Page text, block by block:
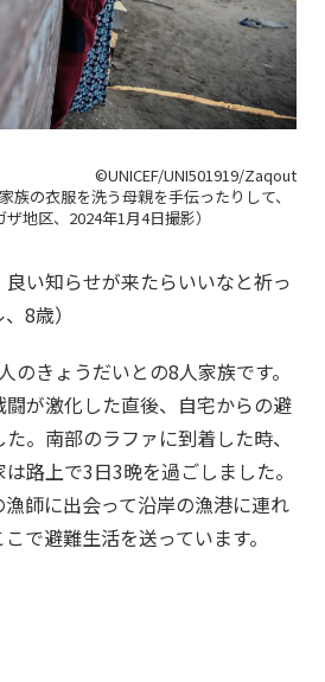
©UNICEF/UNI501919/Zaqout
族の衣服を洗う母親を手伝ったりして、
地区、2024年1月4日撮影）
良い知らせが来たらいいなと祈っ
8歳）
のきょうだいとの8人家族です。
が激化した直後、自宅からの避
。南部のラファに到着した時、
路上で3日3晩を過ごしました。
師に出会って沿岸の漁港に連れ
で避難生活を送っています。